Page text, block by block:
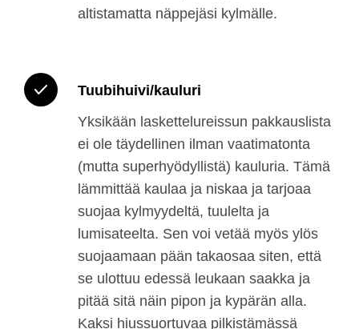
altistamatta näppejäsi kylmälle.
Tuubihuivi/kauluri
Yksikään laskettelureissun pakkauslista
ei ole täydellinen ilman vaatimatonta
(mutta superhyödyllistä) kauluria. Tämä
lämmittää kaulaa ja niskaa ja tarjoaa
suojaa kylmyydeltä, tuulelta ja
lumisateelta. Sen voi vetää myös ylös
suojaamaan pään takaosaa siten, että
se ulottuu edessä leukaan saakka ja
pitää sitä näin pipon ja kypärän alla.
Kaksi hiussuortuvaa pilkistämässä